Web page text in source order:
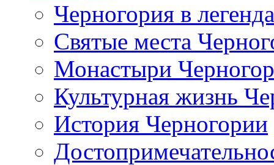
Черногория в
Святые места
Монастыри
Культурная жизнь
История Черногории